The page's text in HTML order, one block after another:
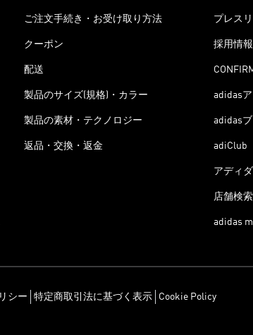
ご注文手続き・お受け取り方法
クーポン
配送
製品のサイズ(規格)・カラー
製品の素材・テクノロジー
返品・交換・返金
プレス
採用情報
adidasア
adidas
adiClub
アディ
店舗検索
adidas
シー 特定商取引法に基づく表示 Cookie Policy